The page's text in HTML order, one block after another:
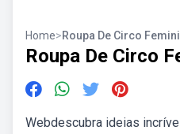
Home>Roupa De Circo
Roupa De Circo
Webdescubra ideias